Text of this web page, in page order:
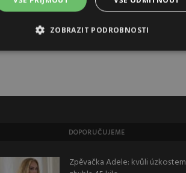
Reklama
DOPORUČUJEME
Zpěvačka Adele: kvůli úzkostem
ZOBRAZIT PODROBNOSTI